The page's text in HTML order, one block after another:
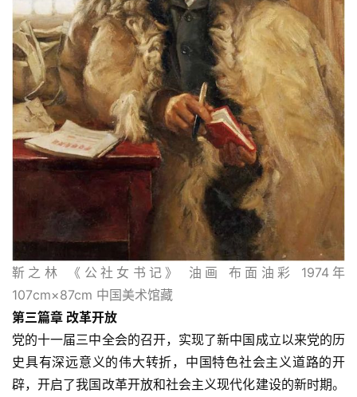
靳之林 《公社女书记》 油画 布面油彩 1974年
107cm×87cm 中国美术馆藏
第三篇章 改革开放
党的十一届三中全会的召开，实现了新中国成立以来党的历
史具有深远意义的伟大转折，中国特色社会主义道路的开
辟，开启了我国改革开放和社会主义现代化建设的新时期。